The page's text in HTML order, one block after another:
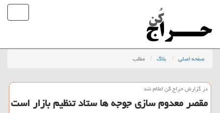
صفحه اصلی بلاگ مطلب
در گزارش حراج كن اعلام شد
مقصر معدوم سازی جوجه ها ستاد تنظیم بازار است